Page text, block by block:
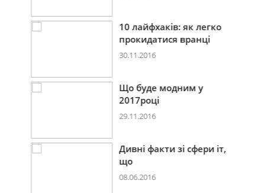
10 лайфхаків: як легко
прокидатися вранці
30.11.2016
Що буде модним у
2017році
29.11.2016
Дивні факти зі сфери іт,
08.06.2016